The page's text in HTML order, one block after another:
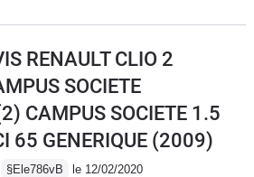
RENAULT CLIO 2
SOCIETE
CAMPUS SOCIETE 1.5
65 GENERIQUE (2009)
§Ele786vB le 12/02/2020